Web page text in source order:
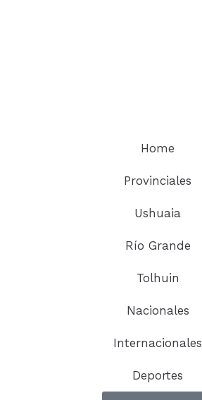
Home
Provinciales
Ushuaia
Río Grande
Tolhuin
Nacionales
Internacionales
Deportes